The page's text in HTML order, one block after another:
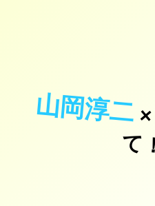
山岡淳二